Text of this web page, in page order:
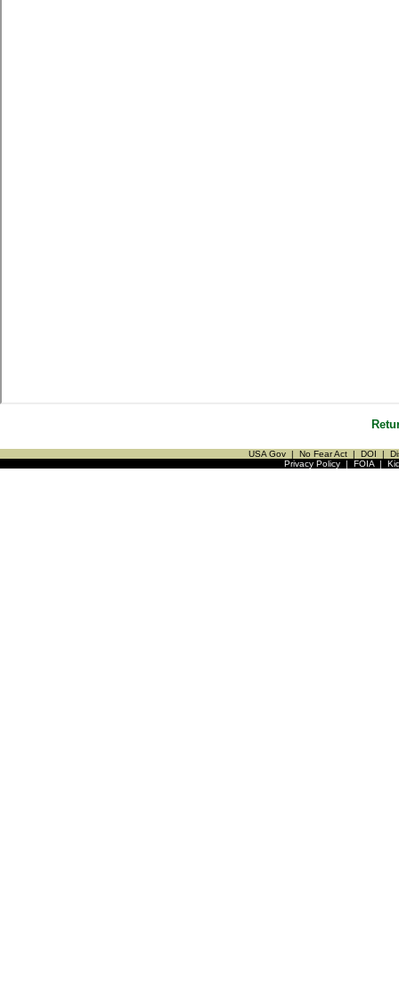
USA Gov | No Fear Act | DOI |
Privacy Policy| FOIA|